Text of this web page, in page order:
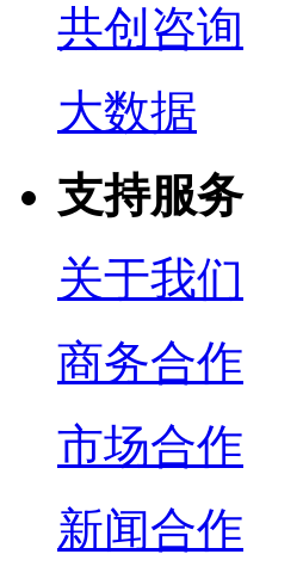
共创咨询
大数据
支持服务
关于我们
商务合作
市场合作
新闻合作